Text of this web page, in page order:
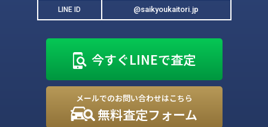
LINE ID @saikyoukaitori.jp
今すぐLINEで査定
メールでのお問い合わせはこちら
無料査定フォーム